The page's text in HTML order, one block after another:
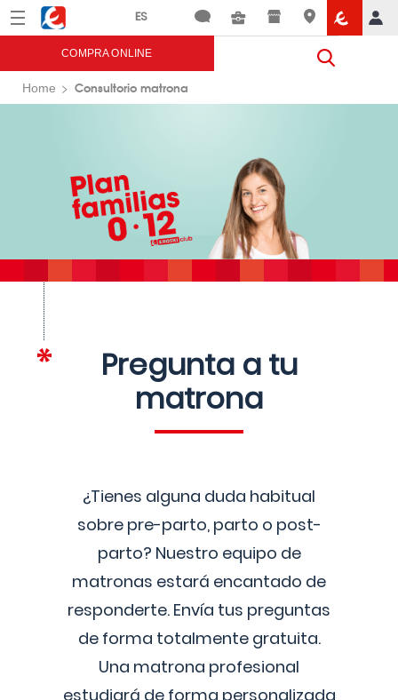
Menú Eroski
COMPRA ONLINE
Home Consultorio matrona
Pregunta a tu
matrona
¿Tienes alguna duda habitual
sobre pre-parto, parto o post-
parto? Nuestro equipo de
matronas estará encantado de
responderte. Envía tus preguntas
de forma totalmente gratuita.
Una matrona profesional
estudiará de forma personalizada